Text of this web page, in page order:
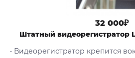
32 000₽
Штатный видеорегистратор
• Видеорегистратор крепится